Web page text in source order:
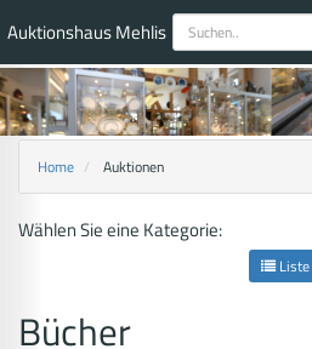
Auktionshaus Mehlis
Home Auktionen
Wählen Sie eine Kategorie:
Liste
Bücher